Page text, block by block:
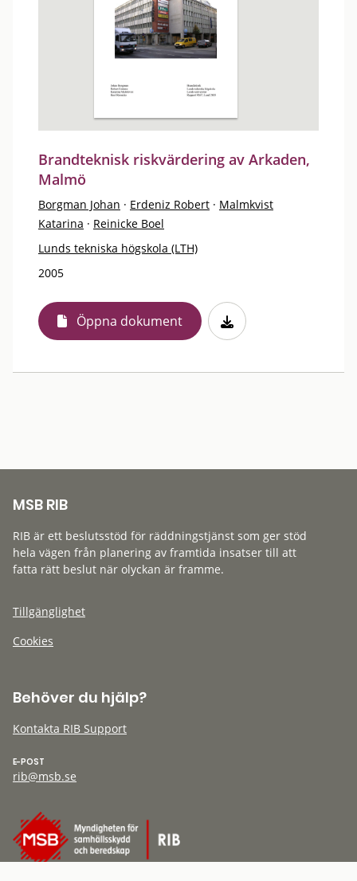
Brandteknisk riskvärdering av Arkaden,
Malmö
Borgman Johan · Erdeniz Robert · Malmkvist
Katarina · Reinicke Boel
Lunds tekniska högskola (LTH)
2005
Öppna dokument
MSB RIB
RIB är ett beslutsstöd för räddningstjänst som ger stöd
hela vägen från planering av framtida insatser till att
fatta rätt beslut när olyckan är framme.
Tillgänglighet
Cookies
Behöver du hjälp?
Kontakta RIB Support
E-POST
rib@msb.se